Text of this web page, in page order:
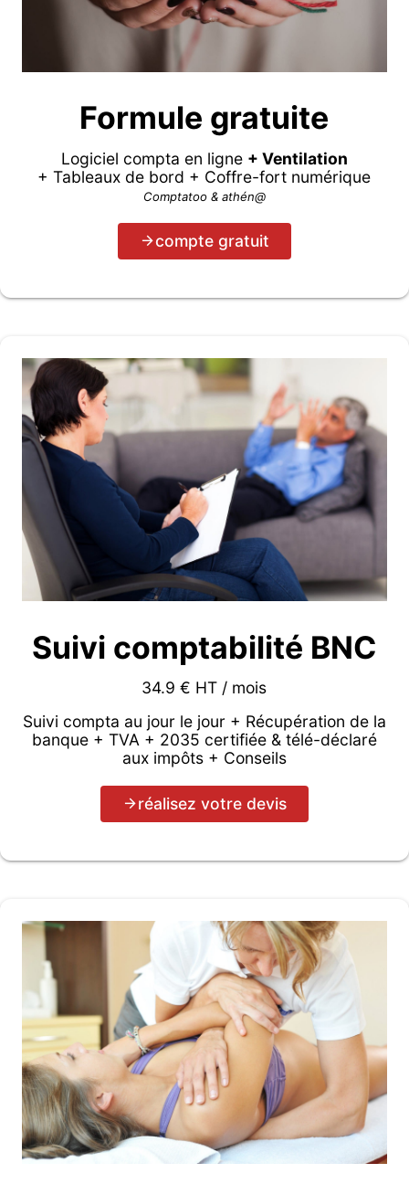
Formule gratuite
Logiciel compta en ligne + Ventilation
+ Tableaux de bord + Coffre-fort numérique
Comptatoo & athén@
compte gratuit
Suivi comptabilité BNC
34.9 € HT / mois
Suivi compta au jour le jour + Récupération de la
banque + TVA + 2035 certifiée & télé-déclaré
aux impôts + Conseils
réalisez votre devis